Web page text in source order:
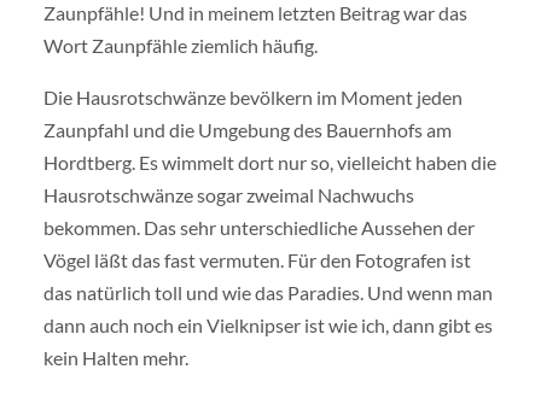
Zaunpfähle! Und in meinem letzten Beitrag war das
Wort Zaunpfähle ziemlich häufig.
Die Hausrotschwänze bevölkern im Moment jeden
Zaunpfahl und die Umgebung des Bauernhofs am
Hordtberg. Es wimmelt dort nur so, vielleicht haben die
Hausrotschwänze sogar zweimal Nachwuchs
bekommen. Das sehr unterschiedliche Aussehen der
Vögel läßt das fast vermuten. Für den Fotografen ist
das natürlich toll und wie das Paradies. Und wenn man
dann auch noch ein Vielknipser ist wie ich, dann gibt es
kein Halten mehr.